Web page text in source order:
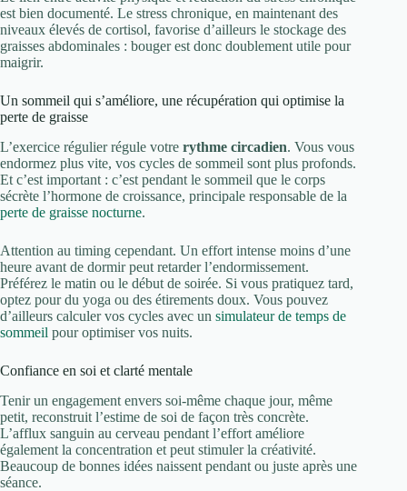
est bien documenté. Le stress chronique, en maintenant des
niveaux élevés de cortisol, favorise d’ailleurs le stockage des
graisses abdominales : bouger est donc doublement utile pour
maigrir.
Un sommeil qui s’améliore, une récupération qui optimise la
perte de graisse
L’exercice régulier régule votre rythme circadien. Vous vous
endormez plus vite, vos cycles de sommeil sont plus profonds.
Et c’est important : c’est pendant le sommeil que le corps
sécrète l’hormone de croissance, principale responsable de la
perte de graisse nocturne.
Attention au timing cependant. Un effort intense moins d’une
heure avant de dormir peut retarder l’endormissement.
Préférez le matin ou le début de soirée. Si vous pratiquez tard,
optez pour du yoga ou des étirements doux. Vous pouvez
d’ailleurs calculer vos cycles avec un simulateur de temps de
sommeil pour optimiser vos nuits.
Confiance en soi et clarté mentale
Tenir un engagement envers soi-même chaque jour, même
petit, reconstruit l’estime de soi de façon très concrète.
L’afflux sanguin au cerveau pendant l’effort améliore
également la concentration et peut stimuler la créativité.
Beaucoup de bonnes idées naissent pendant ou juste après une
séance.